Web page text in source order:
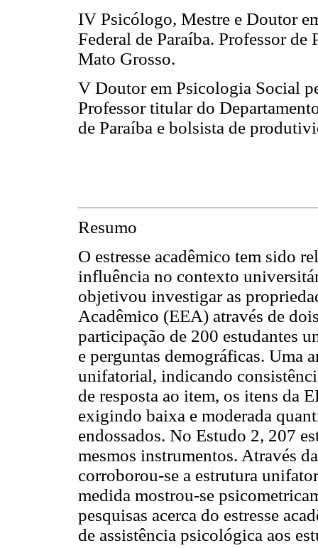
IV Psicólogo, Mestre e Doutor
Federal de Paraíba. Professor
Mato Grosso.
V Doutor em Psicologia Social
Professor titular do
de Paraíba e bolsista de
Resumo
O estresse acadêmico tem sido
influência no contexto
objetivou investigar as
Acadêmico (EEA) através de
participação de 200 estudantes
e perguntas demográficas. Uma
unifatorial, indicando
de resposta ao item, os itens da
exigindo baixa e moderada
endossados. No Estudo 2, 207
mesmos instrumentos. Através
corroborou-se a estrutura
medida mostrou-se
pesquisas acerca do estresse
de assistência psicológica aos